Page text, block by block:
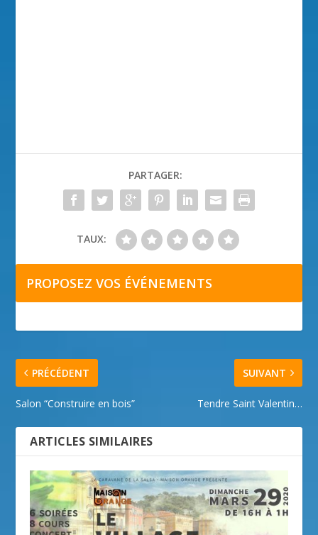
PARTAGER:
TAUX:
PROPOSEZ VOS ÉVÉNEMENTS
PRÉCÉDENT
Salon “Construire en bois”
SUIVANT
Tendre Saint Valentin…
ARTICLES SIMILAIRES